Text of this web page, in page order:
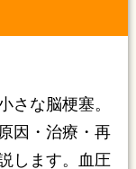
さな脳梗塞。
因・治療・再
します。血圧